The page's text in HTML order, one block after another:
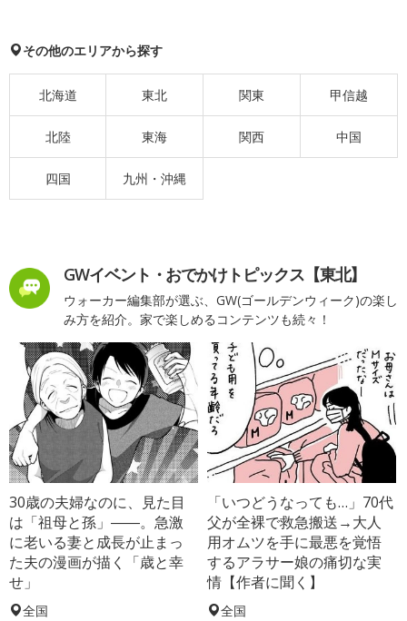
その他のエリアから探す
北海道 東北 関東 甲信越
北陸 東海 関西 中国
四国 九州・沖縄
GWイベント・おでかけトピックス【東北】
ウォーカー編集部が選ぶ、GW(ゴールデンウィーク)の楽し
み方を紹介。家で楽しめるコンテンツも続々！
30歳の夫婦なのに、見た目
は「祖母と孫」――。急激
に老いる妻と成長が止まっ
た夫の漫画が描く「歳と幸
せ」
全国
「いつどうなっても…」70代
父が全裸で救急搬送→大人
用オムツを手に最悪を覚悟
するアラサー娘の痛切な実
情【作者に聞く】
全国